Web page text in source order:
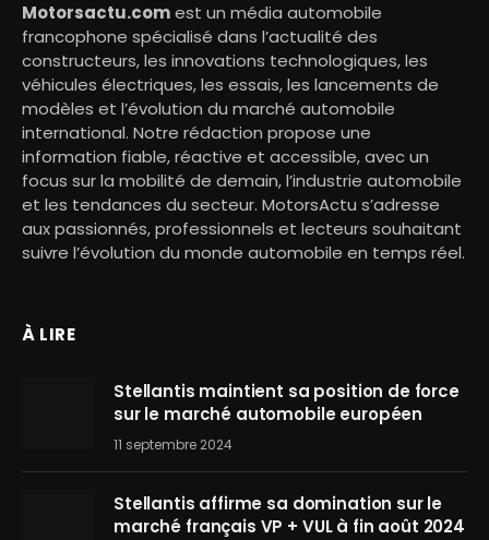
Motorsactu.comest un média automobile
francophone spécialisé dans l’actualité des
constructeurs, les innovations technologiques, les
véhicules électriques, les essais, les lancements de
modèles et l’évolution du marché automobile
international. Notre rédaction propose une
information fiable, réactive et accessible, avec un
focus sur la mobilité de demain, l’industrie automobile
et les tendances du secteur. MotorsActu s’adresse
aux passionnés, professionnels et lecteurs souhaitant
suivre l’évolution du monde automobile en temps réel.
À LIRE
Stellantis maintient sa position de force
sur le marché automobile européen
11 septembre 2024
Stellantis affirme sa domination sur le
marché français VP + VUL à fin août 2024